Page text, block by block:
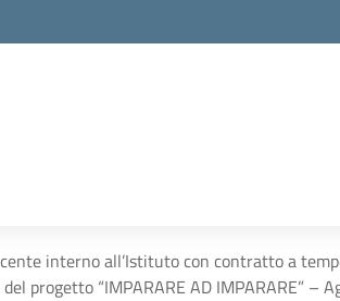
interno all’Istituto con contratto a
progetto “IMPARARE AD IMPARARE” –